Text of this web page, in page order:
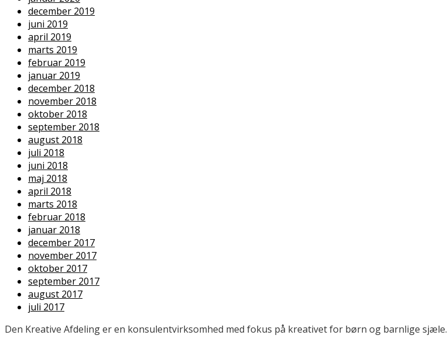
december 2019
juni 2019
april 2019
marts 2019
februar 2019
januar 2019
december 2018
november 2018
oktober 2018
september 2018
august 2018
juli 2018
juni 2018
maj 2018
april 2018
marts 2018
februar 2018
januar 2018
december 2017
november 2017
oktober 2017
september 2017
august 2017
juli 2017
Den Kreative Afdeling er en konsulentvirksomhed med fokus på kreativet for børn og barnlige sjæle.